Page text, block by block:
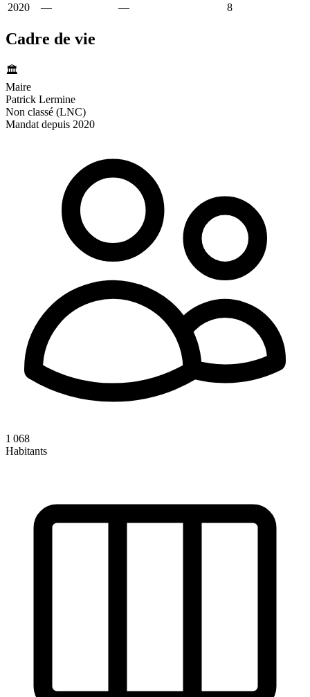
2020
— — 8
Cadre de vie
🏛️
Maire
Patrick Lermine
Non classé (LNC)
Mandat depuis 2020
1 068
Habitants